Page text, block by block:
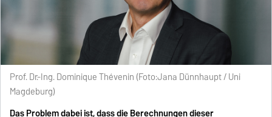
Prof. Dr.-Ing. Dominique Thévenin (Foto:Jana Dünnhaupt / Uni
Magdeburg)
Das Problem dabei ist, dass die Berechnungen dieser